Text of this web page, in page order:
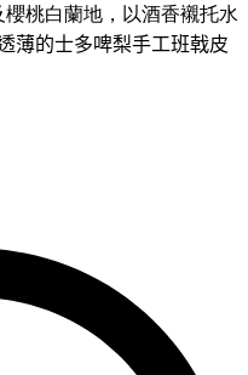
桃白蘭地，以酒香襯托水
薄的士多啤梨手工班戟皮